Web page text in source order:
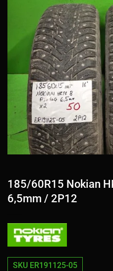
185/60R15 Nokian
6,5mm / 2P12
SKU ER191125-05